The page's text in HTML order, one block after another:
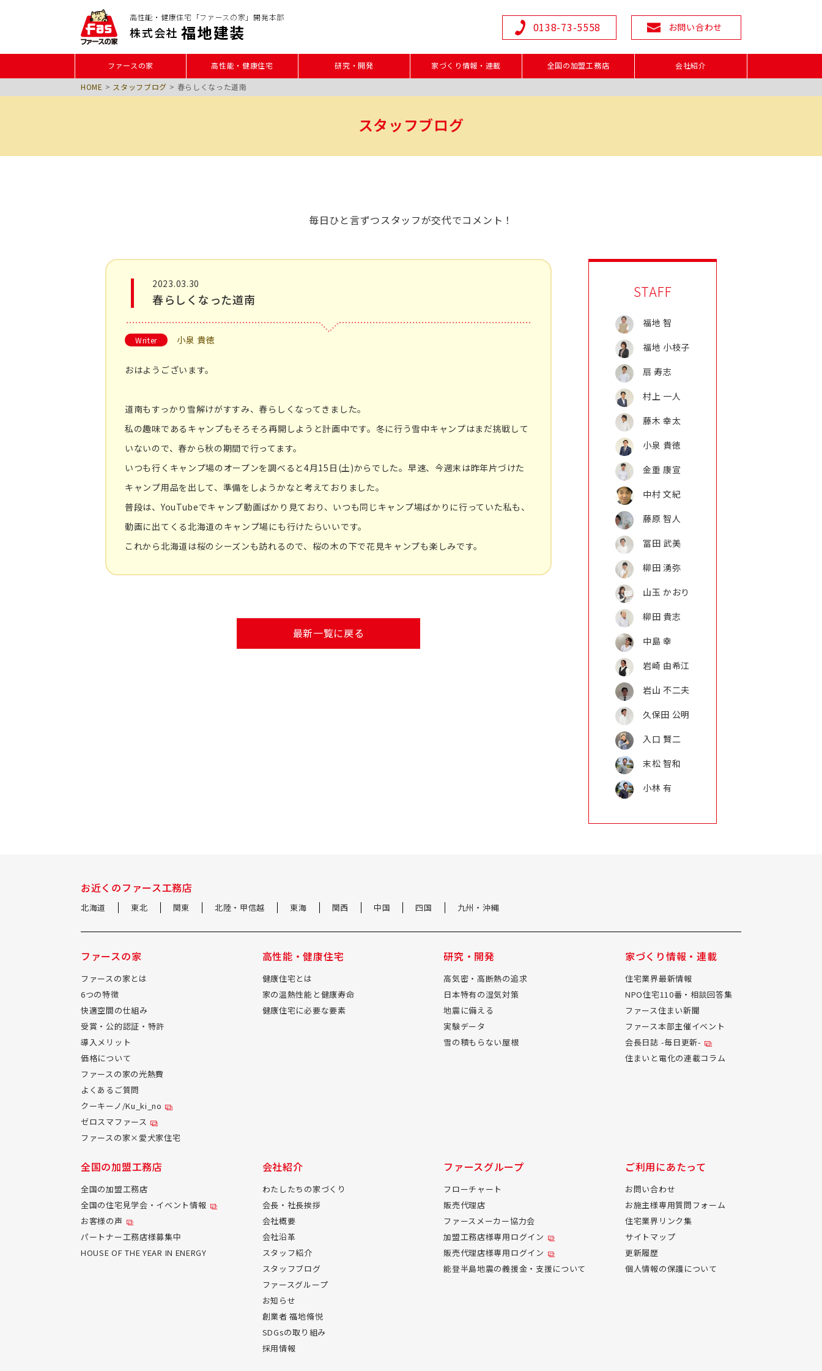
高性能・健康住宅「ファースの家」開発本部
株式会社 福地建装 0138-73-5558 お問い合わせ
ファースの家 高性能・健康住宅 研究・開発 家づくり情報・連載 全国の加盟工務店 会社紹介
HOME > スタッフブログ > 春らしくなった道南
スタッフブログ
毎日ひと言ずつスタッフが交代でコメント！
2023.03.30
春らしくなった道南
Writer 小泉 貴徳
おはようございます。
道南もすっかり雪解けがすすみ、春らしくなってきました。
私の趣味であるキャンプもそろそろ再開しようと計画中です。冬に行う雪中キャンプはまだ挑戦して
いないので、春から秋の期間で行ってます。
いつも行くキャンプ場のオープンを調べると4月15日(土)からでした。早速、今週末は昨年片づけた
キャンプ用品を出して、準備をしようかなと考えておりました。
普段は、YouTubeでキャンプ動画ばかり見ており、いつも同じキャンプ場ばかりに行っていた私も、
動画に出てくる北海道のキャンプ場にも行けたらいいです。
これから北海道は桜のシーズンも訪れるので、桜の木の下で花見キャンプも楽しみです。
最新一覧に戻る
STAFF
福地 智
福地 小枝子
扇 寿志
村上 一人
藤木 幸太
小泉 貴徳
金重 康宣
中村 文紀
藤原 智人
冨田 武美
柳田 湧弥
山玉 かおり
柳田 貴志
中島 幸
岩崎 由希江
岩山 不二夫
久保田 公明
入口 賢二
末松 智和
小林 有
お近くのファース工務店
北海道 東北 関東 北陸・甲信越 東海 関西 中国 四国 九州・沖縄
ファースの家
ファースの家とは
6つの特徴
快適空間の仕組み
受賞・公的認証・特許
導入メリット
価格について
ファースの家の光熱費
よくあるご質問
クーキーノ/Ku_ki_no
ゼロスマファース
ファースの家×愛犬家住宅
高性能・健康住宅
健康住宅とは
家の温熱性能と健康寿命
健康住宅に必要な要素
研究・開発
高気密・高断熱の追求
日本特有の湿気対策
地震に備える
実験データ
雪の積もらない屋根
家づくり情報・連載
住宅業界最新情報
NPO住宅110番・相談回答集
ファース住まい新聞
ファース本部主催イベント
会長日誌 -毎日更新-
住まいと電化の連載コラム
全国の加盟工務店
全国の加盟工務店
全国の住宅見学会・イベント情報
お客様の声
パートナー工務店様募集中
HOUSE OF THE YEAR IN ENERGY
会社紹介
わたしたちの家づくり
会長・社長挨拶
会社概要
会社沿革
スタッフ紹介
スタッフブログ
ファースグループ
お知らせ
創業者 福地脩悦
SDGsの取り組み
採用情報
ファースグループ
フローチャート
販売代理店
ファースメーカー協力会
加盟工務店様専用ログイン
販売代理店様専用ログイン
能登半島地震の義援金・支援について
ご利用にあたって
お問い合わせ
お施主様専用質問フォーム
住宅業界リンク集
サイトマップ
更新履歴
個人情報の保護について